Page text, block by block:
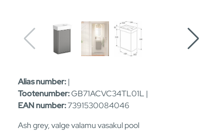
Alias number:|
Tootenumber:GB71ACVC34TL01L |
EAN number:7391530084046
Ash grey, valge valamu vasakul pool